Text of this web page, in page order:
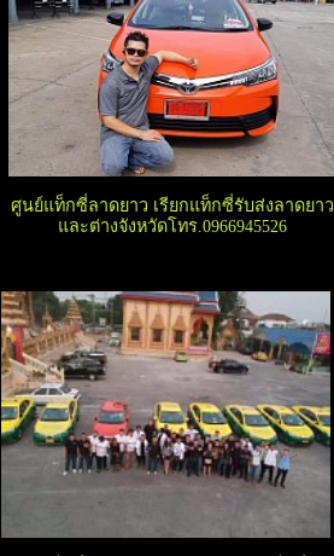
ศูนย์แท็กซี่ลาดยาว เรียกแท็กซี่รับส่งลาดยาว
และต่างจังหวัดโทร.0966945526